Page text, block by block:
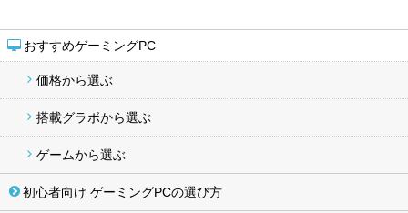
おすすめゲーミングPC
価格から選ぶ
搭載グラボから選ぶ
ゲームから選ぶ
初心者向け ゲーミングPCの選び方